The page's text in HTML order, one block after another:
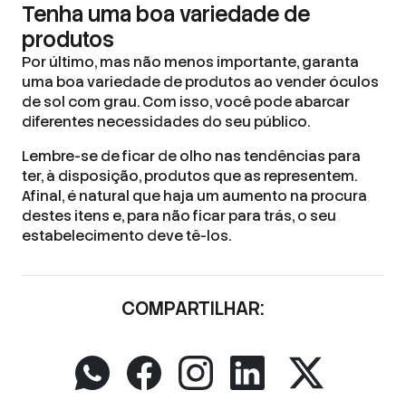
Tenha uma boa variedade de
produtos
Por último, mas não menos importante, garanta
uma boa variedade de produtos ao vender óculos
de sol com grau. Com isso, você pode abarcar
diferentes necessidades do seu público.
Lembre-se de ficar de olho nas tendências para
ter, à disposição, produtos que as representem.
Afinal, é natural que haja um aumento na procura
destes itens e, para não ficar para trás, o seu
estabelecimento deve tê-los.
COMPARTILHAR: